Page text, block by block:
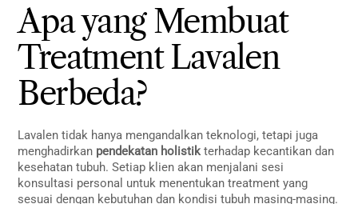
Apa yang Membuat
Treatment Lavalen
Berbeda?
Lavalen tidak hanya mengandalkan teknologi, tetapi juga
menghadirkan pendekatan holistikterhadap kecantikan dan
kesehatan tubuh. Setiap klien akan menjalani sesi
konsultasi personal untuk menentukan treatment yang
sesuai dengan kebutuhan dan kondisi tubuh masing-masing.